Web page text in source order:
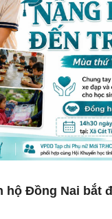
hộ Đồng Nai bắt